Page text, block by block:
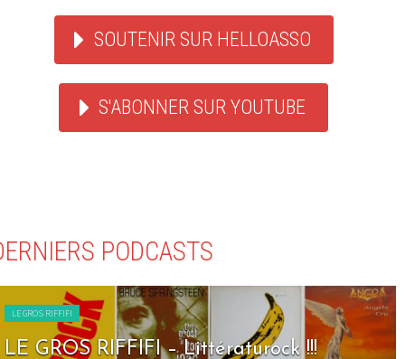
SOUTENIR SUR HELLOASSO
S'ABONNER SUR YOUTUBE
PODCASTS
LE GROS RIFFIFI
LE GROS RIFFIFI – Littératurock !!!